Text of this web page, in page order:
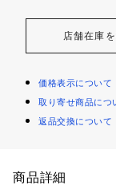
店舗在庫
価格表示について
取り寄せ商品につ
返品交換について
商品詳細